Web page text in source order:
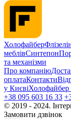
Холофайбер
меблівСинтепон
та механізми
Про компанію
оплатаКонтакти
у КиєвіХолофайбер
+38 095 603 16 33
© 2019 - 2024.
Замовити дзвінок